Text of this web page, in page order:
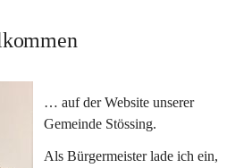
… auf der Website unserer
Gemeinde Stössing.
Als Bürgermeister lade ich ein,